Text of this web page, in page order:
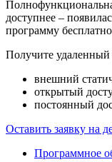
доступнее –
программу
Получите
внешний
открытый
постоянный
Оставить заявку на
Программное